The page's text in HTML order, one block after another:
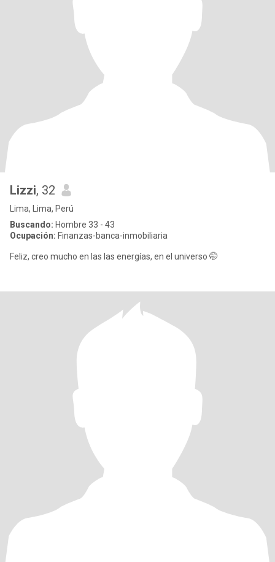
Lizzi, 32
Lima, Lima, Perú
Buscando: Hombre 33 - 43
Ocupación: Finanzas-banca-inmobiliaria
Feliz, creo mucho en las las energías, en el universo 🤭